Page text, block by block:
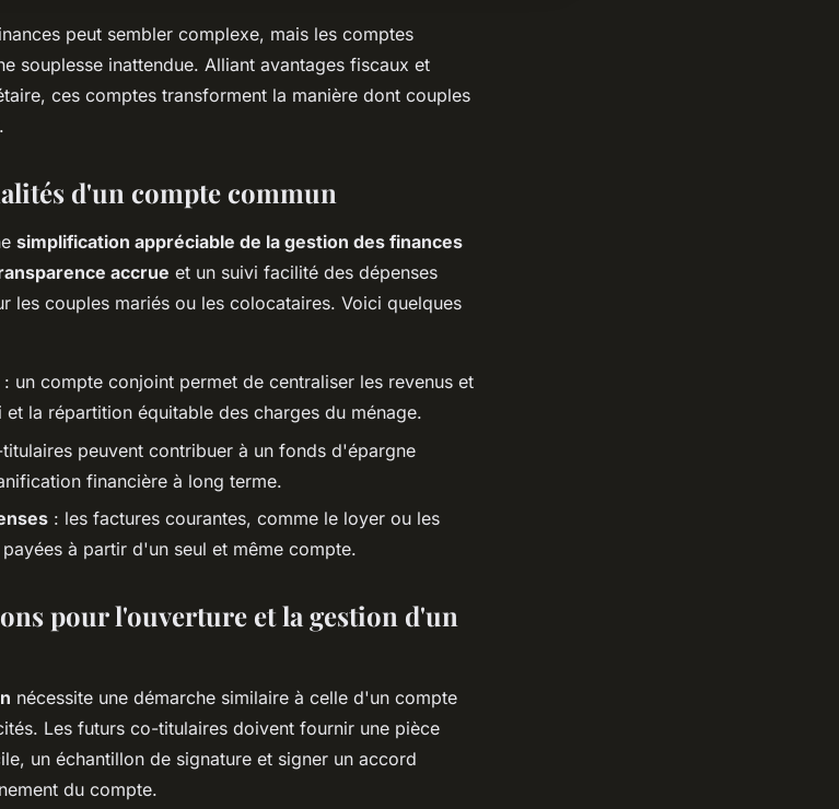
peut sembler complexe, mais les comptes
souplesse inattendue. Alliant avantages fiscaux et
ces comptes transforment la manière dont couples
d'un compte commun
simplification appréciable de la gestion des finances
accrue et un suivi facilité des dépenses
les couples mariés ou les colocataires. Voici quelques
: un compte conjoint permet de centraliser les revenus et
la répartition équitable des charges du ménage.
peuvent contribuer à un fonds d'épargne
financière à long terme.
: les factures courantes, comme le loyer ou les
à partir d'un seul et même compte.
pour l'ouverture et la gestion d'un
nécessite une démarche similaire à celle d'un compte
Les futurs co-titulaires doivent fournir une pièce
un échantillon de signature et signer un accord
du compte.